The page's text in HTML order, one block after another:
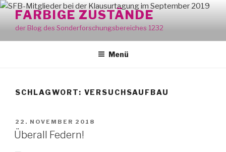
Zum
Inhalt
springen
FARBIGE ZUSTÄNDE
der Blog des Sonderforschungsbereiches 1232
Menü
SCHLAGWORT: VERSUCHSAUFBAU
VERÖFFENTLICHT
AM
22. NOVEMBER 2018
Überall Federn!